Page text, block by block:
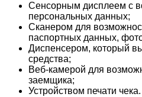
Сенсорным дисплеем с
персональных данных;
Сканером для
паспортных данных,
Диспенсером, который
средства;
Веб-камерой для
заемщика;
Устройством печати чека.